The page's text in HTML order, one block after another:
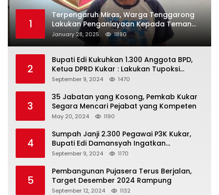
1
Terpengaruh Miras, Warga Tenggarong
Lakukan Penganiayaan Kepada Teman
Sendiri
January 28, 2025 1890
2
Bupati Edi Kukuhkan 1.300 Anggota BPD,
Ketua DPRD Kukar : Lakukan Tupoksi
Dengan Baik Untuk Wujudkan
September 9, 2024 1470
3
35 Jabatan yang Kosong, Pemkab Kukar
Segara Mencari Pejabat yang Kompeten
May 20, 2024 1190
4
Sumpah Janji 2.300 Pegawai P3K Kukar,
Bupati Edi Damansyah Ingatkan
Tanggung Jawab Baru
September 9, 2024 1170
5
Pembangunan Pujasera Terus Berjalan,
Target Desember 2024 Rampung
September 12, 2024 1132